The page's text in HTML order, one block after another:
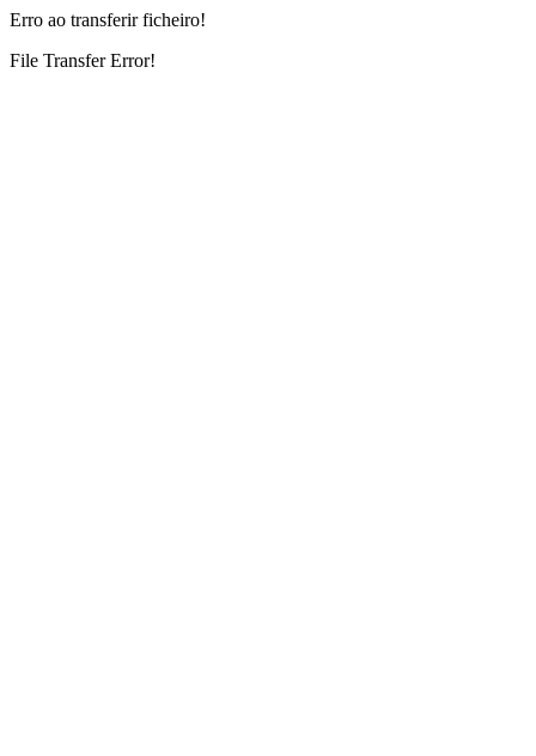
Erro ao transferir ficheiro!
File Transfer Error!